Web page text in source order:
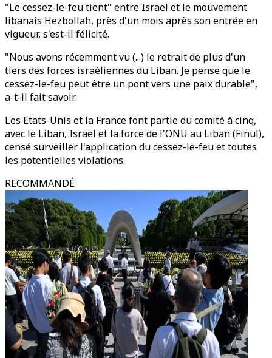
"Le cessez-le-feu tient" entre Israël et le mouvement
libanais Hezbollah, près d'un mois après son entrée en
vigueur, s'est-il félicité.
"Nous avons récemment vu (...) le retrait de plus d'un
tiers des forces israéliennes du Liban. Je pense que le
cessez-le-feu peut être un pont vers une paix durable",
a-t-il fait savoir.
Les Etats-Unis et la France font partie du comité à cinq,
avec le Liban, Israël et la force de l'ONU au Liban (Finul),
censé surveiller l'application du cessez-le-feu et toutes
les potentielles violations.
RECOMMANDÉ